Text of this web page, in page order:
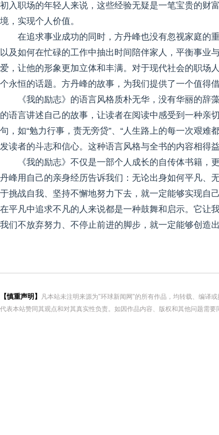
初入职场的年轻人来说，这些经验无疑是一笔宝贵的财
境，实现个人价值。
在追求事业成功的同时，方丹峰也没有忽视家庭的
以及如何在忙碌的工作中抽出时间陪伴家人，平衡事业
爱，让他的形象更加立体和丰满。对于现代社会的职场
个永恒的话题。方丹峰的故事，为我们提供了一个值得
《我的励志》的语言风格质朴无华，没有华丽的
的语言讲述自己的故事，让读者在阅读中感受到一种亲
句，如“勉力行事，责无旁贷”、“人生路上的每一次艰
发读者的斗志和信心。这种语言风格与全书的内容相得
《我的励志》不仅是一部个人成长的自传体书籍
丹峰用自己的亲身经历告诉我们：无论出身如何平凡、
于挑战自我、坚持不懈地努力下去，就一定能够实现自
在平凡中追求不凡的人来说都是一种鼓舞和启示。它让
我们不放弃努力、不停止前进的脚步，就一定能够创造
【慎重声明】
凡本站未注明来源为"环球新闻网"的所有作品，均转载、编译
代表本站赞同其观点和对其真实性负责。如因作品内容、版权和其他问题需